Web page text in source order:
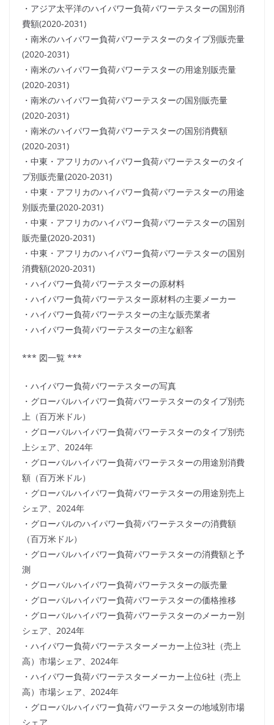
・アジア太平洋のハイパワー負荷パワーテスターの国別消
費額(2020-2031)
・南米のハイパワー負荷パワーテスターのタイプ別販売量
(2020-2031)
・南米のハイパワー負荷パワーテスターの用途別販売量
(2020-2031)
・南米のハイパワー負荷パワーテスターの国別販売量
(2020-2031)
・南米のハイパワー負荷パワーテスターの国別消費額
(2020-2031)
・中東・アフリカのハイパワー負荷パワーテスターのタイ
プ別販売量(2020-2031)
・中東・アフリカのハイパワー負荷パワーテスターの用途
別販売量(2020-2031)
・中東・アフリカのハイパワー負荷パワーテスターの国別
販売量(2020-2031)
・中東・アフリカのハイパワー負荷パワーテスターの国別
消費額(2020-2031)
・ハイパワー負荷パワーテスターの原材料
・ハイパワー負荷パワーテスター原材料の主要メーカー
・ハイパワー負荷パワーテスターの主な販売業者
・ハイパワー負荷パワーテスターの主な顧客
*** 図一覧 ***
・ハイパワー負荷パワーテスターの写真
・グローバルハイパワー負荷パワーテスターのタイプ別売
上（百万米ドル）
・グローバルハイパワー負荷パワーテスターのタイプ別売
上シェア、2024年
・グローバルハイパワー負荷パワーテスターの用途別消費
額（百万米ドル）
・グローバルハイパワー負荷パワーテスターの用途別売上
シェア、2024年
・グローバルのハイパワー負荷パワーテスターの消費額
（百万米ドル）
・グローバルハイパワー負荷パワーテスターの消費額と予
測
・グローバルハイパワー負荷パワーテスターの販売量
・グローバルハイパワー負荷パワーテスターの価格推移
・グローバルハイパワー負荷パワーテスターのメーカー別
シェア、2024年
・ハイパワー負荷パワーテスターメーカー上位3社（売上
高）市場シェア、2024年
・ハイパワー負荷パワーテスターメーカー上位6社（売上
高）市場シェア、2024年
・グローバルハイパワー負荷パワーテスターの地域別市場
シェア